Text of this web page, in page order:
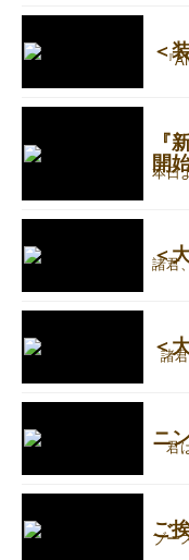
＜
『
開
＜
＜
ニ
ご